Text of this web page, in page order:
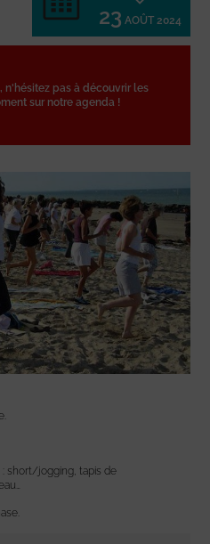
23 AOÛT 2024
n'hésitez pas à découvrir les
sur notre agenda !
: short/jogging, tapis de